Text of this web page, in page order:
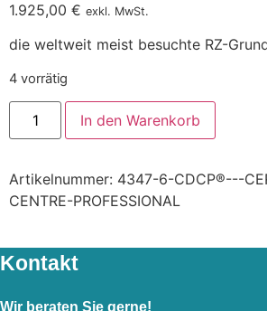
1.925,00 € exkl. MwSt.
die weltweit meist besuchte RZ-
4 vorrätig
CDCP®
Certified
Professional
Menge
In den Warenkorb
Artikelnummer: 4347-6-CDCP®---
CENTRE-PROFESSIONAL
Kontakt
Wir beraten Sie gerne!